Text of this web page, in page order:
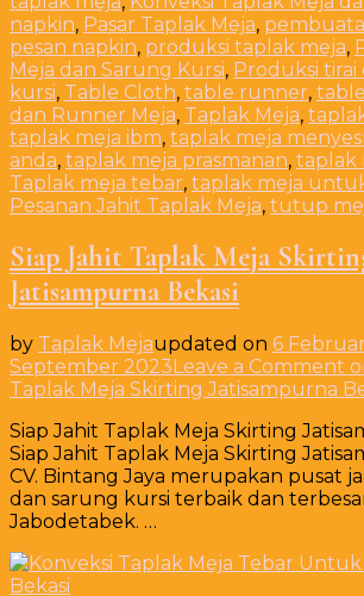
napkin, Pasar Taplak Meja,
pesan napkin, produksi taplak meja,
Meja dan Sarung Kursi, Produksi tirai
kursi, Table Cloth, table runner,
dan Runner Meja, Taplak Meja,
taplak meja ibm, taplak meja
anda, taplak meja prasmanan, taplak
Taplak meja tebar, taplak meja
Pesanan Jahit Taplak Meja, tutup
Siap Jahit Taplak Meja
Jatisampurna Bekasi
by Taplak Mejaupdated on 6
September 2023 Leave a Comment
Taplak Meja Skirting Jatisampurna
Siap Jahit Taplak Meja Skirting
Siap Jahit Taplak Meja Skirting
CV. Bintang Jaya merupakan pusat
dan sarung kursi terbaik dan
Jabodetabek. …